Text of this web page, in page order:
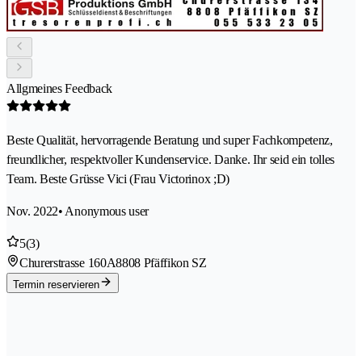
Allgmeines Feedback
Beste Qualität, hervorragende Beratung und super Fachkompetenz,
freundlicher, respektvoller Kundenservice. Danke. Ihr seid ein tolles
Team. Beste Grüsse Vici (Frau Victorinox ;D)
Nov. 2022• Anonymous user
5(3)
Churerstrasse 160A8808 Pfäffikon SZ
Termin reservieren